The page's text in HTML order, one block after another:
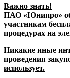
Важно знать!
ПАО «Юнипро»
участникам
процедурах на
Никакие иные
проведения
использует.